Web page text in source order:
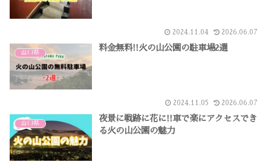
2024.11.04 2026.06.07
山口県
料金無料!!火の山公園の駐車場2選
2024.11.05 2026.06.07
山口県
夜景に戦跡に花に!!車で楽にアクセスでき
る火の山公園の魅力